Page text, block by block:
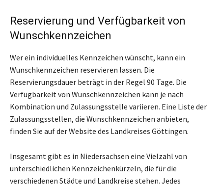
Reservierung und Verfügbarkeit von
Wunschkennzeichen
Wer ein individuelles Kennzeichen wünscht, kann ein
Wunschkennzeichen reservieren lassen. Die
Reservierungsdauer beträgt in der Regel 90 Tage. Die
Verfügbarkeit von Wunschkennzeichen kann je nach
Kombination und Zulassungsstelle variieren. Eine Liste der
Zulassungsstellen, die Wunschkennzeichen anbieten,
finden Sie auf der Website des Landkreises Göttingen.
Insgesamt gibt es in Niedersachsen eine Vielzahl von
unterschiedlichen Kennzeichenkürzeln, die für die
verschiedenen Städte und Landkreise stehen. Jedes